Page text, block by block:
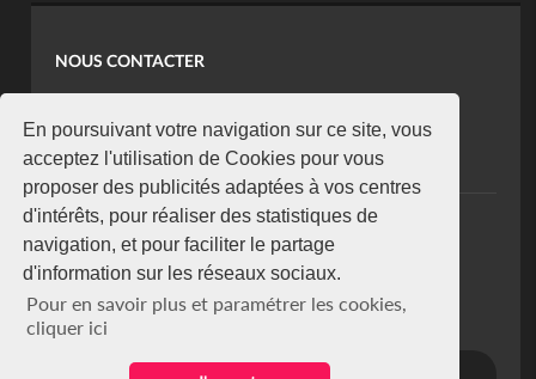
En poursuivant votre navigation sur ce site, vous
acceptez l'utilisation de Cookies pour vous
proposer des publicités adaptées à vos centres
d'intérêts, pour réaliser des statistiques de
navigation, et pour faciliter le partage
d'information sur les réseaux sociaux.
Pour en savoir plus et paramétrer les cookies,
cliquer ici
NOUS CONTACTER
koaci@yahoo.fr
+225 07 08 85 52 93
NEWSLETTER
Restez connecté via notre newsletter
S'abonner
Se désabonner